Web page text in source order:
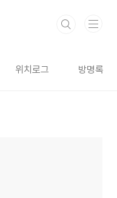
위치로그 방명록